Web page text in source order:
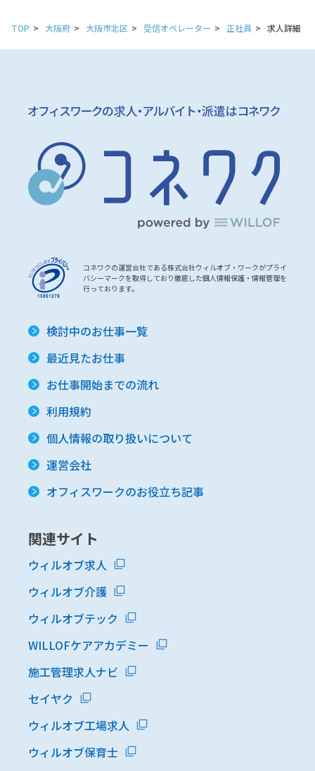
TOP 大阪府 大阪市北区 受信オペレーター 正社員 求人詳細
コネワクの運営会社である株式会社ウィルオブ・ワークがプライ
バシーマークを取得しており徹底した個人情報保護・情報管理を
行っております。
検討中のお仕事一覧
最近見たお仕事
お仕事開始までの流れ
利用規約
個人情報の取り扱いについて
運営会社
オフィスワークのお役立ち記事
関連サイト
ウィルオブ求人
ウィルオブ介護
ウィルオブテック
WILLOFケアアカデミー
施工管理求人ナビ
セイヤク
ウィルオブ工場求人
ウィルオブ保育士